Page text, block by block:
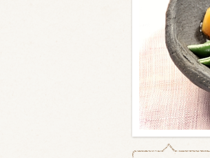
ビール
赤ワイン